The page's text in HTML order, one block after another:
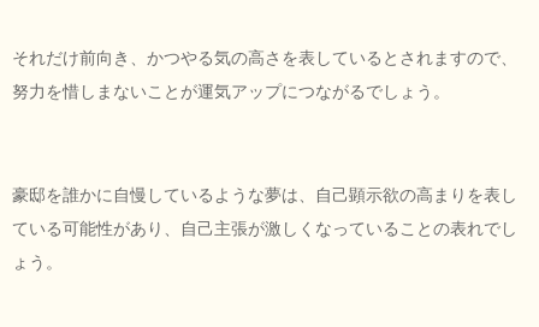
それだけ前向き、かつやる気の高さを表しているとされますので、
努力を惜しまないことが運気アップにつながるでしょう。
豪邸を誰かに自慢しているような夢は、自己顕示欲の高まりを表し
ている可能性があり、自己主張が激しくなっていることの表れでし
ょう。